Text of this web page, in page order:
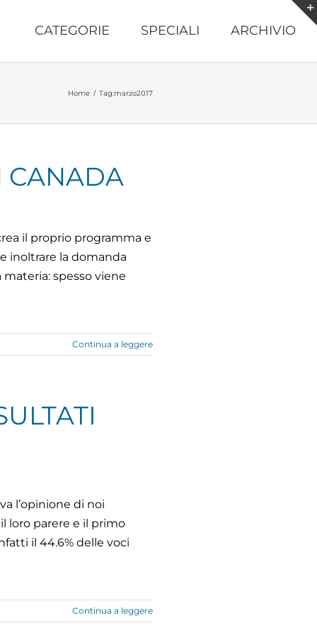
CATEGORIE SPECIALI ARCHIVIO
Home / Tag:marzo2017
CANADA
il proprio programma e
inoltrare la domanda
spesso viene
Continua a leggere
l’opinione di noi
loro parere e il primo
il 44.6% delle voci
Continua a leggere